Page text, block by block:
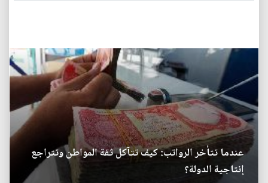
عندما تتأخر الرواتب: كيف تتآكل ثقة المواطن وتتراجع
إنتاجية الدولة؟